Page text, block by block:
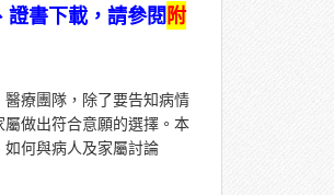
書下載，請參閱附
療團隊，除了要告知病情
做出符合意願的選擇。本
何與病人及家屬討論